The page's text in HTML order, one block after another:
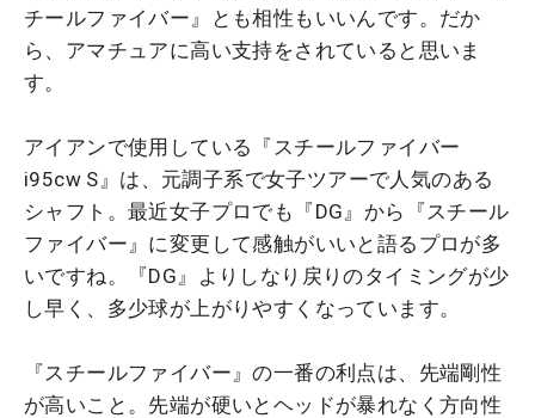
チールファイバー』とも相性もいいんです。だか
ら、アマチュアに高い支持をされていると思いま
す。
アイアンで使用している『スチールファイバー
i95cw S』は、元調子系で女子ツアーで人気のある
シャフト。最近女子プロでも『DG』から『スチール
ファイバー』に変更して感触がいいと語るプロが多
いですね。『DG』よりしなり戻りのタイミングが少
し早く、多少球が上がりやすくなっています。
『スチールファイバー』の一番の利点は、先端剛性
が高いこと。先端が硬いとヘッドが暴れなく方向性